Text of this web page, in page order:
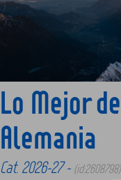
Lo Mejor
Alemania
Cat. 2026-27 - (id:2608798)